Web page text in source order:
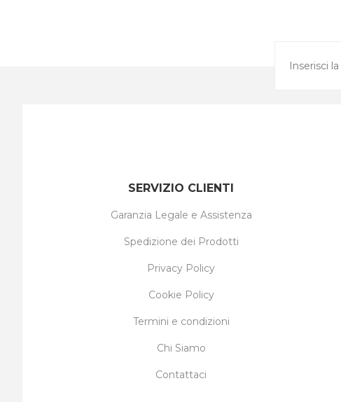
SERVIZIO CLIENTI
Garanzia Legale e Assistenza
Spedizione dei Prodotti
Privacy Policy
Cookie Policy
Termini e condizioni
Chi Siamo
Contattaci